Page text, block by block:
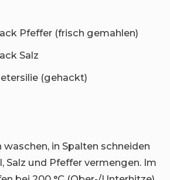
Pfeffer (frisch gemahlen)
Salz
(gehackt)
in Spalten schneiden
Salz und Pfeffer vermengen. Im